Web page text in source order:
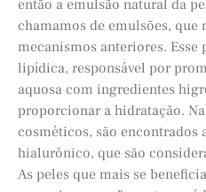
então a emulsão natural da
chamamos de emulsões, que
mecanismos anteriores. Esse
lipídica, responsável por
aquosa com ingredientes
proporcionar a hidratação.
cosméticos, são encontrados
hialurônico, que são
As peles que mais se